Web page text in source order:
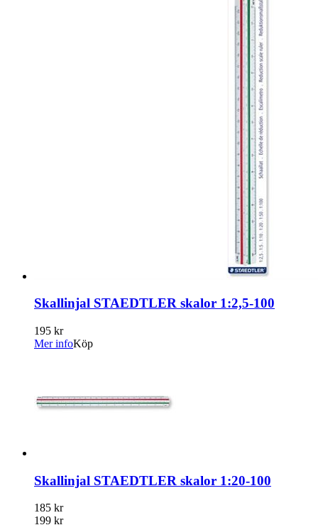
Skallinjal STAEDTLER skalor 1:2,5-100
195 kr
Mer infoKöp
Skallinjal STAEDTLER skalor 1:20-100
185 kr
199 kr